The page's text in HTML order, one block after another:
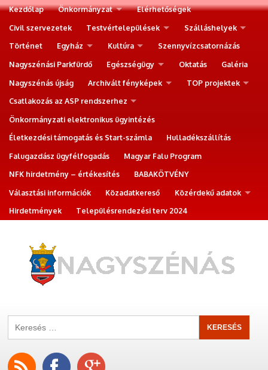
Kezdőlap Önkormányzat
Elérhetőségek
Civil szervezetek
Testvértelepülések
Szálláshelyek
Történet
Egyház Kultúra
Szennyvízcsatornázás
Nagyszénási Parkfürdő
Egészségügy Oktatás
Galéria
Nagyszénás újság
Archivált fényképek
TOP projektek
Csatlakozás az ASP rendszerhez
Önkormányzati elektronikus ügyintézés
Életkezdési támogatás és Start-számla
Hulladékszállítás
Falugazdász ügyfélfogadás
Magyar Falu Program
NFK hirdetmény – értékesítés
BABAKÖTVÉNY
Választási információk
Közadatkereső
Közérdekű adatok
Hirdetmények
Településrendezési terv 2024